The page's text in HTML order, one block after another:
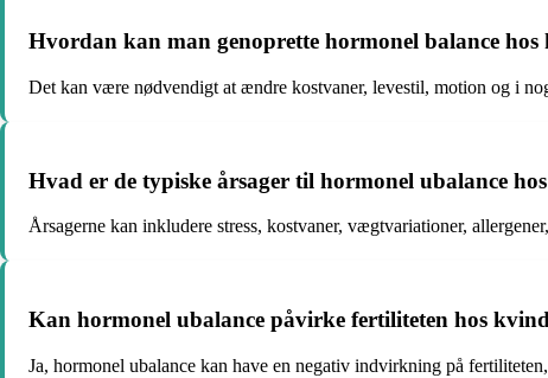
Hvordan kan man genoprette hormonel balance hos
Det kan være nødvendigt at ændre kostvaner, levestil, motion og i
Hvad er de typiske årsager til hormonel ubalance
Årsagerne kan inkludere stress, kostvaner, vægtvariationer,
Kan hormonel ubalance påvirke fertiliteten hos
Ja, hormonel ubalance kan have en negativ indvirkning på